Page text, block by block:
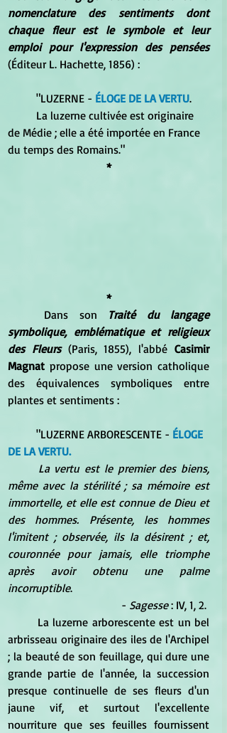
nomenclature des sentiments dont
chaque fleur est le symbole et leur
emploi pour l'expression des pensées
(Éditeur L. Hachette, 1856) :
	"LUZERNE -
ÉLOGE DE LA VERTU.
de Médie ; elle a été importée en France
du temps des Romains."
*
*
	Dans son
Traité du langage
symbolique, emblématique et religieux
des Fleurs (Paris, 1855), l'abbé Casimir
Magnat propose une version catholique
des équivalences symboliques entre
plantes et sentiments :
	"LUZERNE ARBORESCENTE -
ÉLOGE
DE LA VERTU.
La vertu est le premier des biens,
même avec la stérilité ; sa mémoire est
immortelle, et elle est connue de Dieu et
des hommes. Présente, les hommes
l'imitent ; observée, ils la désirent ; et,
couronnée pour jamais, elle triomphe
après avoir obtenu une palme
incorruptible.
- Sagesse : IV, 1, 2.
arbrisseau originaire des iles de l'Archipel
; la beauté de son feuillage, qui dure une
grande partie de l'année, la succession
presque continuelle de ses fleurs d'un
jaune vif, et surtout l'excellente
nourriture que ses feuilles fournissent